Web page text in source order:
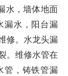
水，墙体地面
漏水，阳台漏
修。水龙头漏
。维修水管在
管，铸铁管漏